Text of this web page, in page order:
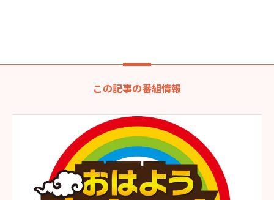
この記事の番組情報